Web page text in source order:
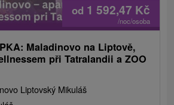
od 1 592,47 Kč
/noc/osoba
Maladinovo na Liptově,
při Tatralandii a ZOO
Liptovský Mikuláš